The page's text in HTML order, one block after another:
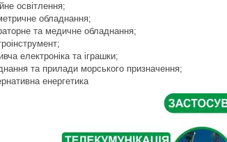
освітлення;
обладнання;
та медичне обладнання;
електроніка та іграшки;
та прилади морського призначення;
енергетика